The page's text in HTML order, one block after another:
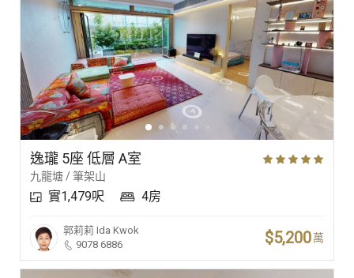
逸瓏 5座 低層 A室
九龍塘 / 筆架山
實1,479呎 4房
郭莉莉 Ida Kwok
9078 6886
$5,200萬